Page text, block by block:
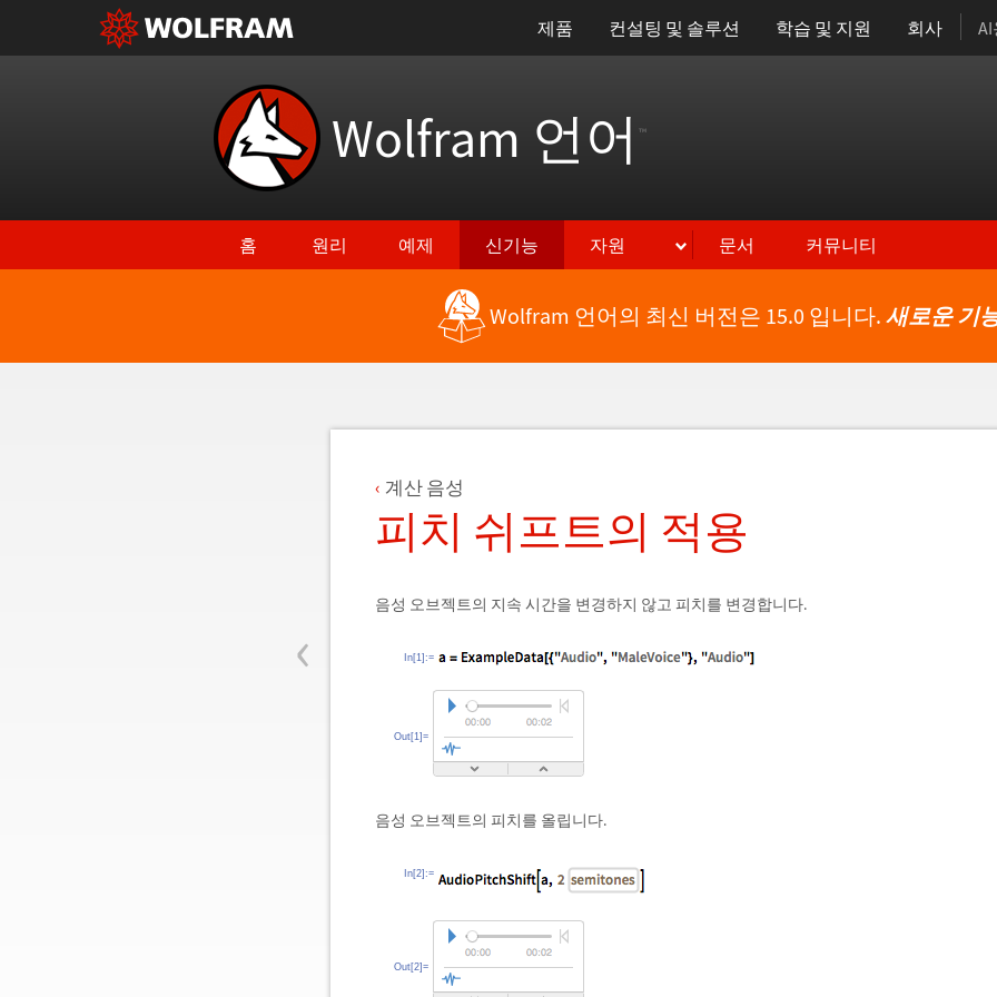
제품 컨설팅 및 솔루션 학습 및 지원 회사
Wolfram 언어 ™
홈 원리 예제 신기능 자원 문서 커뮤니티
Wolfram 언어의 최신 버전은 15.0 입니다. 새로운 기
‹
계산 음성
피치 쉬프트의 적용
음성 오브젝트의 지속 시간을 변경하지 않고 피치를 변경합니다.
In[1]:=
Out[1]=
음성 오브젝트의 피치를 올립니다.
In[2]:=
Out[2]=